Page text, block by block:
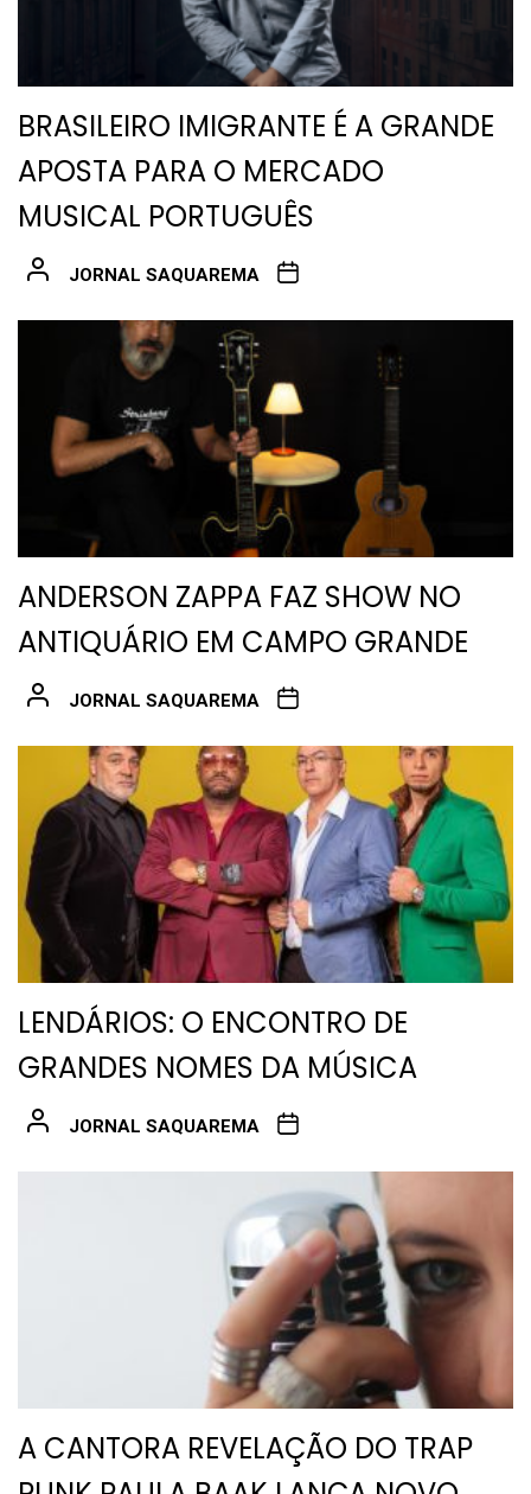
BRASILEIRO IMIGRANTE É A GRANDE
APOSTA PARA O MERCADO
MUSICAL PORTUGUÊS
JORNAL SAQUAREMA
ANDERSON ZAPPA FAZ SHOW NO
ANTIQUÁRIO EM CAMPO GRANDE
JORNAL SAQUAREMA
LENDÁRIOS: O ENCONTRO DE
GRANDES NOMES DA MÚSICA
JORNAL SAQUAREMA
A CANTORA REVELAÇÃO DO TRAP